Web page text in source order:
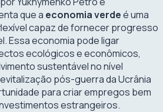
que a economia verdeé uma
capaz de fornecer progresso
Essa economia pode ligar
ecológicos e econômicos,
sustentável no nível
pós-guerra da Ucrânia
para criar empregos bem
estrangeiros.